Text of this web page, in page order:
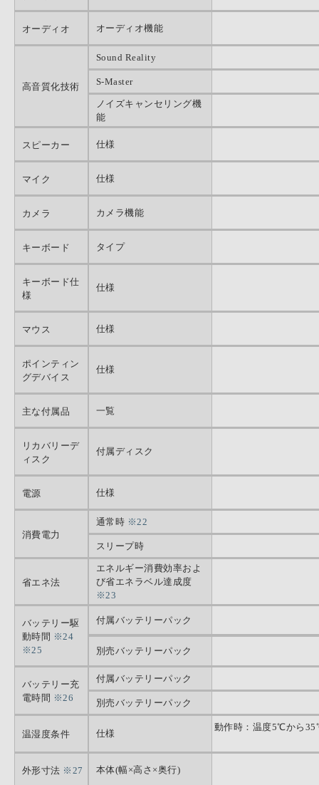
オーディオ オーディオ機能
高音質化技術
Sound Reality
S-Master
ノイズキャンセリング機
能
スピーカー 仕様
マイク 仕様
カメラ カメラ機能
キーボード タイプ
キーボード仕
様
仕様
マウス 仕様
ポインティン
グデバイス
仕様
主な付属品 一覧
リカバリーデ
ィスク
付属ディスク
電源 仕様
消費電力
通常時 ※22
スリープ時
省エネ法
エネルギー消費効率およ
び省エネラベル達成度
※23
バッテリー駆
動時間 ※24
※25
付属バッテリーパック
別売バッテリーパック
バッテリー充
電時間 ※26
付属バッテリーパック
別売バッテリーパック
温湿度条件 仕様
動作時：温度5℃から
外形寸法 ※27 本体(幅×高さ×奥行)